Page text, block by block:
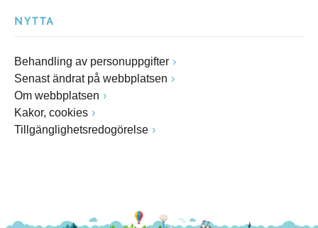
NYTTA
Behandling av personuppgifter
Senast ändrat på webbplatsen
Om webbplatsen
Kakor, cookies
Tillgänglighetsredogörelse